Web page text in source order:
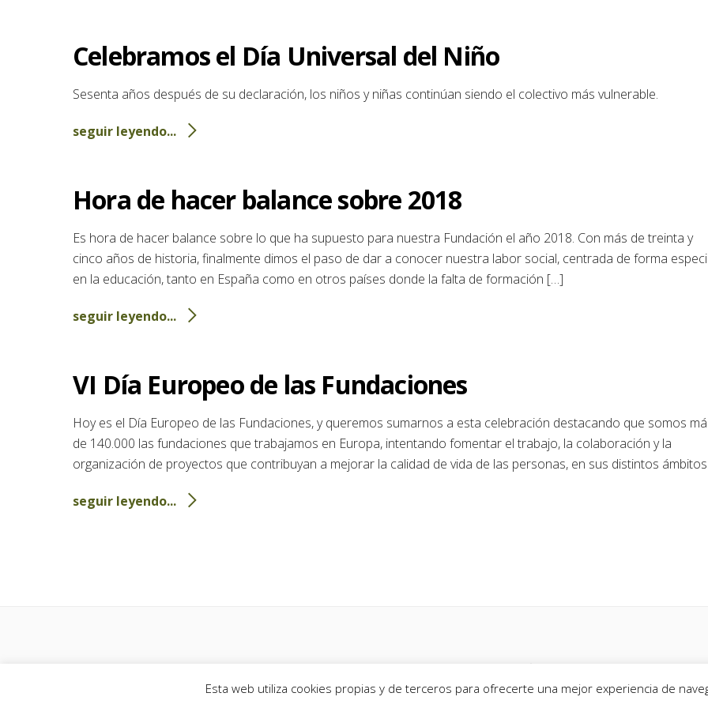
Celebramos el Día Universal del Niño
Sesenta años después de su declaración, los niños y niñas continúan siendo el colectivo más vulnerable.
seguir leyendo...
Hora de hacer balance sobre 2018
Es hora de hacer balance sobre lo que ha supuesto para nuestra Fundación el año 2018. Con más de treinta y
cinco años de historia, finalmente dimos el paso de dar a conocer nuestra labor social, centrada de forma
en la educación, tanto en España como en otros países donde la falta de formación […]
seguir leyendo...
VI Día Europeo de las Fundaciones
Hoy es el Día Europeo de las Fundaciones, y queremos sumarnos a esta celebración destacando que somos
de 140.000 las fundaciones que trabajamos en Europa, intentando fomentar el trabajo, la colaboración y la
organización de proyectos que contribuyan a mejorar la calidad de vida de las personas, en sus distintos
seguir leyendo...
Esta web utiliza cookies propias y de terceros para ofrecerte una mejor experiencia de